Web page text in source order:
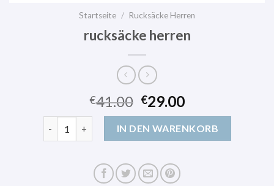
Startseite / Rucksäcke Herren
rucksäcke herren
€41.00 €29.00
rucksäcke herren MengeIN DEN WARENKORB